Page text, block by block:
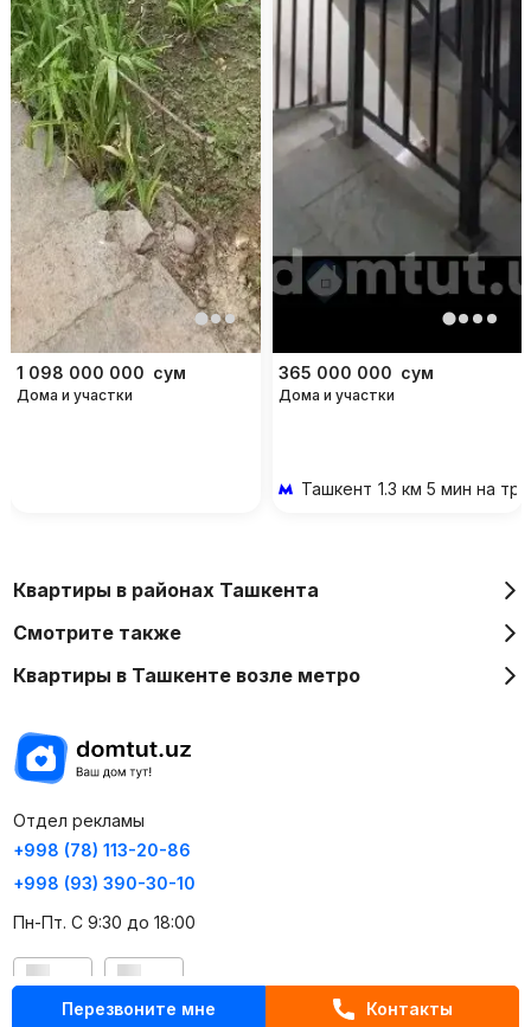
Перезвоните мне Контакты
1 098 000 000 сум
Дома и участки
365 000 000 сум
Дома и участки
Ташкент 1.3 км 5 мин на
Квартиры в районах Ташкента
Смотрите также
Квартиры в Ташкенте возле метро
Отдел рекламы
+998 (78) 113-20-86
+998 (93) 390-30-10
Пн-Пт. С 9:30 до 18:00
RU UZ